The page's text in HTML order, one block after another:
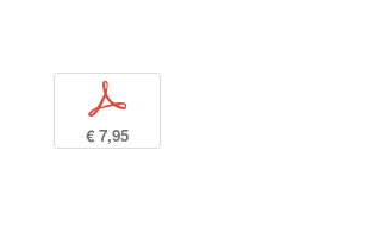
p
€ 7,95